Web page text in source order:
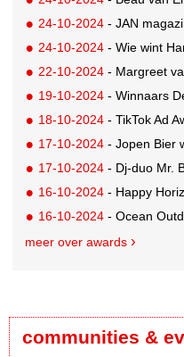
24-10-2024 - JAN magazine wint ‘Best
24-10-2024 - Wie wint
22-10-2024 - Margreet van
19-10-2024 - Winnaars
18-10-2024 - TikTok Ad
17-10-2024 - Jopen Bier wint voor 3e
17-10-2024 - Dj-duo Mr. Belt &
16-10-2024 - Happy Horizon
16-10-2024 - Ocean Outdoor
meer over awards
communities &